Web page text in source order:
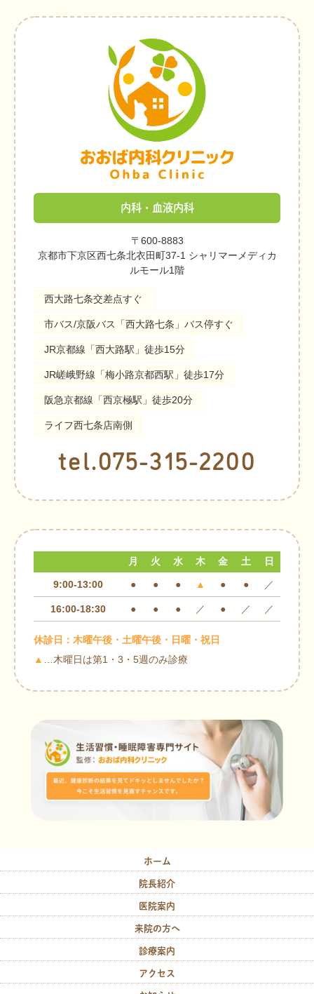
内科・血液内科
〒600-8883
京都市下京区西七条北衣田町37-1 シャリマーメディカ
ルモール1階
西大路七条交差点すぐ
市バス/京阪バス「西大路七条」バス停すぐ
JR京都線「西大路駅」徒歩15分
JR嵯峨野線「梅小路京都西駅」徒歩17分
阪急京都線「西京極駅」徒歩20分
ライフ西七条店南側
tel.075-315-2200
月 火 水 木 金 土 日
9:00-13:00 ● ● ● ▲ ● ● ／
16:00-18:30 ● ● ● ／ ● ／ ／
休診日：木曜午後・土曜午後・日曜・祝日
▲
…木曜日は第1・3・5週のみ診療
ホーム
院長紹介
医院案内
来院の方へ
診療案内
アクセス